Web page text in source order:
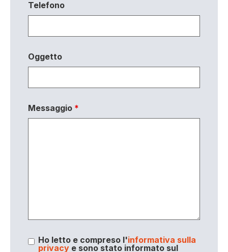
Telefono
Oggetto
Messaggio *
Ho letto e compreso l'informativa sulla
privacye sono stato informato sul